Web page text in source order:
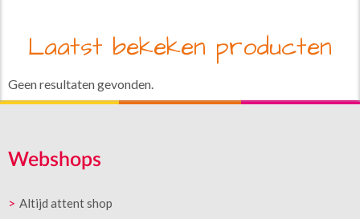
Laatst bekeken producten
Geen resultaten gevonden.
Webshops
Altijd attent shop